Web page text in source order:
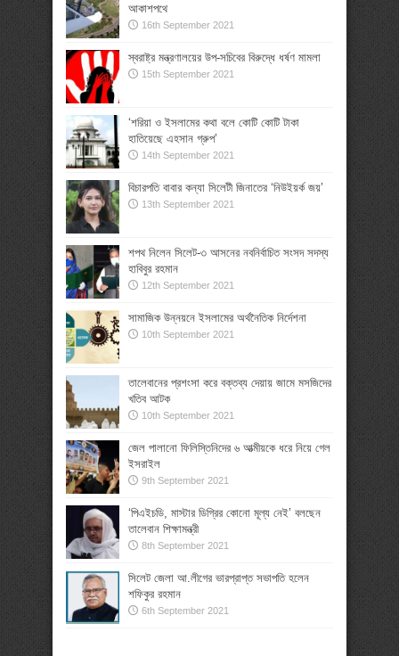
আকাশপথে
16th September 2021
স্বরাষ্ট্র মন্ত্রণালয়ের উপ-সচিবের বিরুদ্ধে ধর্ষণ মামলা
15th September 2021
‘শরিয়া ও ইসলামের কথা বলে কোটি কোটি টাকা
হাতিয়েছে এহসান গ্রুপ’
14th September 2021
বিচারপতি বাবার কন্যা সিলেটী জিনাতের ‘নিউইয়র্ক জয়’
13th September 2021
শপথ নিলেন সিলেট-৩ আসনের নবনির্বাচিত সংসদ সদস্য
হাবিবুর রহমান
12th September 2021
সামাজিক উন্নয়নে ইসলামের অর্থনৈতিক নির্দেশনা
10th September 2021
তালেবানের প্রশংসা করে বক্তব্য দেয়ায় জামে মসজিদের
খতিব আটক
10th September 2021
জেল পালানো ফিলিস্তিনিদের ৬ আত্মীয়কে ধরে নিয়ে গেল
ইসরাইল
9th September 2021
‘পিএইচডি, মাস্টার ডিগ্রির কোনো মূল্য নেই’ বলছেন
তালেবান শিক্ষামন্ত্রী
8th September 2021
সিলেট জেলা আ.লীগের ভারপ্রাপ্ত সভাপতি হলেন
শফিকুর রহমান
6th September 2021